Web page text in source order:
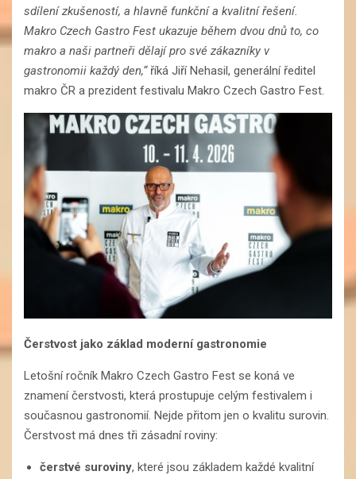
sdílení zkušeností, a hlavně funkční a kvalitní řešení.
Makro Czech Gastro Fest ukazuje během dvou dnů to, co
makro a naši partneři dělají pro své zákazníky v
gastronomii každý den,“říká Jiří Nehasil, generální ředitel
makro ČR a prezident festivalu Makro Czech Gastro Fest.
Čerstvost jako základ moderní gastronomie
Letošní ročník Makro Czech Gastro Fest se koná ve
znamení čerstvosti, která prostupuje celým festivalem i
současnou gastronomií. Nejde přitom jen o kvalitu surovin.
Čerstvost má dnes tři zásadní roviny:
čerstvé suroviny, které jsou základem každé kvalitní